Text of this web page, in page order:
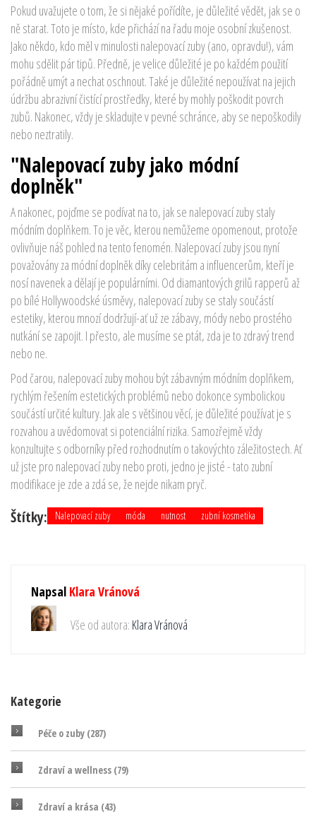
Pokud uvažujete o tom, že si nějaké pořídíte, je důležité vědět, jak se o
ně starat. Toto je místo, kde přichází na řadu moje osobní zkušenost.
Jako někdo, kdo měl v minulosti nalepovací zuby (ano, opravdu!), vám
mohu sdělit pár tipů. Předně, je velice důležité je po každém použití
pořádně umýt a nechat oschnout. Také je důležité nepoužívat na jejich
údržbu abrazivní čistící prostředky, které by mohly poškodit povrch
zubů. Nakonec, vždy je skladujte v pevné schránce, aby se nepoškodily
nebo neztratily.
"Nalepovací zuby jako módní
doplněk"
A nakonec, pojďme se podívat na to, jak se nalepovací zuby staly
módním doplňkem. To je věc, kterou nemůžeme opomenout, protože
ovlivňuje náš pohled na tento fenomén. Nalepovací zuby jsou nyní
považovány za módní doplněk díky celebritám a influencerům, kteří je
nosí navenek a dělají je populárními. Od diamantových grilů rapperů až
po bílé Hollywoodské úsměvy, nalepovací zuby se staly součástí
estetiky, kterou mnozí dodržují-ať už ze zábavy, módy nebo prostého
nutkání se zapojit. I přesto, ale musíme se ptát, zda je to zdravý trend
nebo ne.
Pod čarou, nalepovací zuby mohou být zábavným módním doplňkem,
rychlým řešením estetických problémů nebo dokonce symbolickou
součástí určité kultury. Jak ale s většinou věcí, je důležité používat je s
rozvahou a uvědomovat si potenciální rizika. Samozřejmě vždy
konzultujte s odborníky před rozhodnutím o takovýchto záležitostech. Ať
už jste pro nalepovací zuby nebo proti, jedno je jisté - tato zubní
modifikace je zde a zdá se, že nejde nikam pryč.
Štítky: Nalepovací zuby móda nutnost zubní kosmetika
Napsal Klara Vránová
Vše od autora: Klara Vránová
Kategorie
Péče o zuby (287)
Zdraví a wellness (79)
Zdraví a krása (43)